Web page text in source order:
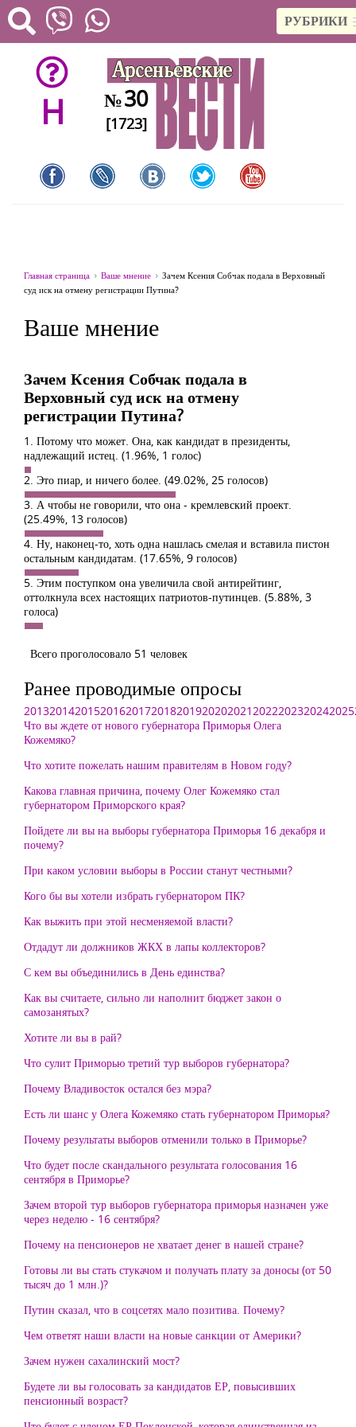
РУБРИКИ
H №30
[1723]
Главная страница Ваше мнение
Зачем Ксения Собчак подала в Верховный
суд иск на отмену регистрации Путина?
Ваше мнение
Зачем Ксения Собчак подала в
Верховный суд иск на отмену
регистрации Путина?
1. Потому что может. Она, как кандидат в президенты,
надлежащий истец. (1.96%, 1 голос)
2. Это пиар, и ничего более. (49.02%, 25 голосов)
3. А чтобы не говорили, что она - кремлевский проект.
(25.49%, 13 голосов)
4. Ну, наконец-то, хоть одна нашлась смелая и вставила пистон
остальным кандидатам. (17.65%, 9 голосов)
5. Этим поступком она увеличила свой антирейтинг,
оттолкнула всех настоящих патриотов-путинцев. (5.88%, 3
голоса)
Всего проголосовало 51 человек
Ранее проводимые опросы
2013201420152016201720182019202020212022202320242025
Что вы ждете от нового губернатора Приморья Олега
Кожемяко?
Что хотите пожелать нашим правителям в Новом году?
Какова главная причина, почему Олег Кожемяко стал
губернатором Приморского края?
Пойдете ли вы на выборы губернатора Приморья 16 декабря и
почему?
При каком условии выборы в России станут честными?
Кого бы вы хотели избрать губернатором ПК?
Как выжить при этой несменяемой власти?
Отдадут ли должников ЖКХ в лапы коллекторов?
С кем вы объединились в День единства?
Как вы считаете, сильно ли наполнит бюджет закон о
самозанятых?
Хотите ли вы в рай?
Что сулит Приморью третий тур выборов губернатора?
Почему Владивосток остался без мэра?
Есть ли шанс у Олега Кожемяко стать губернатором Приморья?
Почему результаты выборов отменили только в Приморье?
Что будет после скандального результата голосования 16
сентября в Приморье?
Зачем второй тур выборов губернатора приморья назначен уже
через неделю - 16 сентября?
Почему на пенсионеров не хватает денег в нашей стране?
Готовы ли вы стать стукачом и получать плату за доносы (от 50
тысяч до 1 млн.)?
Путин сказал, что в соцсетях мало позитива. Почему?
Чем ответят наши власти на новые санкции от Америки?
Зачем нужен сахалинский мост?
Будете ли вы голосовать за кандидатов ЕР, повысивших
пенсионный возраст?